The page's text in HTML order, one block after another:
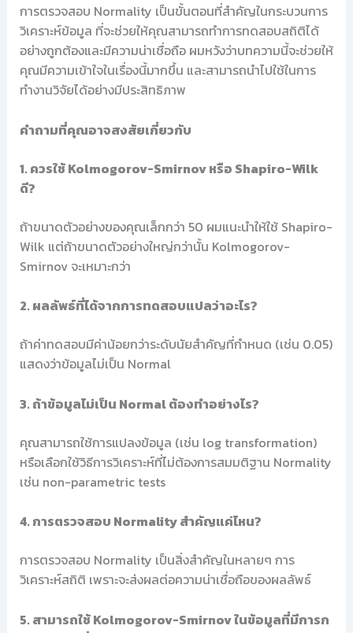
การตรวจสอบ Normality เป็นขั้นตอนที่สำคัญในกระบวนการ
วิเคราะห์ข้อมูล ที่จะช่วยให้คุณสามารถทำการทดสอบสถิติได้
อย่างถูกต้องและมีความน่าเชื่อถือ ผมหวังว่าบทความนี้จะช่วยให้
คุณมีความเข้าใจในเรื่องนี้มากขึ้น และสามารถนำไปใช้ในการ
ทำงานวิจัยได้อย่างมีประสิทธิภาพ
คำถามที่คุณอาจสงสัยเกี่ยวกับ
1. ควรใช้ Kolmogorov-Smirnov หรือ Shapiro-Wilk
ดี?
ถ้าขนาดตัวอย่างของคุณเล็กกว่า 50 ผมแนะนำให้ใช้ Shapiro-
Wilk แต่ถ้าขนาดตัวอย่างใหญ่กว่านั้น Kolmogorov-
Smirnov จะเหมาะกว่า
2. ผลลัพธ์ที่ได้จากการทดสอบแปลว่าอะไร?
ถ้าค่าทดสอบมีค่าน้อยกว่าระดับนัยสำคัญที่กำหนด (เช่น 0.05)
แสดงว่าข้อมูลไม่เป็น Normal
3. ถ้าข้อมูลไม่เป็น Normal ต้องทำอย่างไร?
คุณสามารถใช้การแปลงข้อมูล (เช่น log transformation)
หรือเลือกใช้วิธีการวิเคราะห์ที่ไม่ต้องการสมมติฐาน Normality
เช่น non-parametric tests
4. การตรวจสอบ Normality สำคัญแค่ไหน?
การตรวจสอบ Normality เป็นสิ่งสำคัญในหลายๆ การ
วิเคราะห์สถิติ เพราะจะส่งผลต่อความน่าเชื่อถือของผลลัพธ์
5. สามารถใช้ Kolmogorov-Smirnov ในข้อมูลที่มีการก